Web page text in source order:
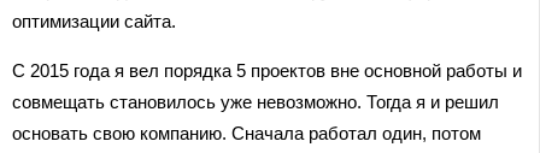
оптимизации сайта.
С 2015 года я вел порядка 5 проектов вне основной работы и
совмещать становилось уже невозможно. Тогда я и решил
основать свою компанию. Сначала работал один, потом